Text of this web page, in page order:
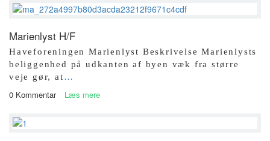
Marienlyst H/F
Haveforeningen Marienlyst Beskrivelse Marienlysts
beliggenhed på udkanten af byen væk fra større
veje gør, at…
0 Kommentar Læs mere